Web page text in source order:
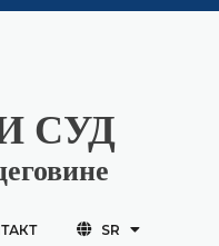
СУД
SR